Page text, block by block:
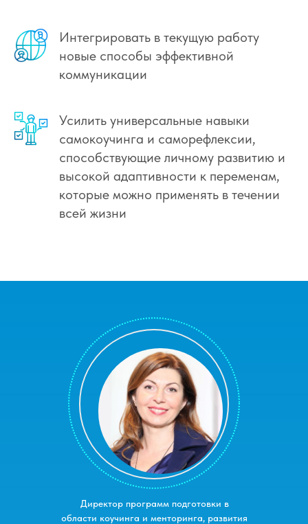
Интегрировать в текущую работу
новые способы эффективной
коммуникации
Усилить универсальные навыки
самокоучинга и саморефлексии,
способствующие личному развитию и
высокой адаптивности к переменам,
которые можно применять в течении
всей жизни
Директор программ подготовки в
области коучинга и менторинга, развития